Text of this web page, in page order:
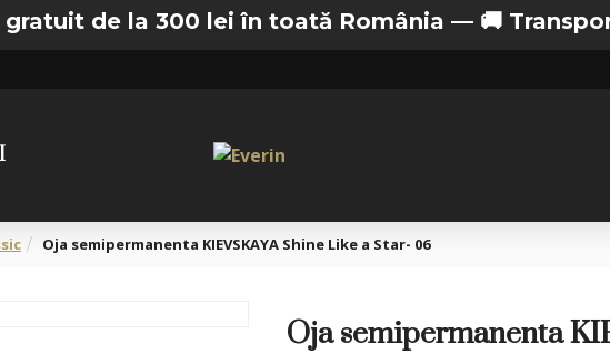
la 300 lei în toată România —🚚 Transport
Oja semipermanenta KIEVSKAYA Shine Like a Star- 06
Oja semipermanenta